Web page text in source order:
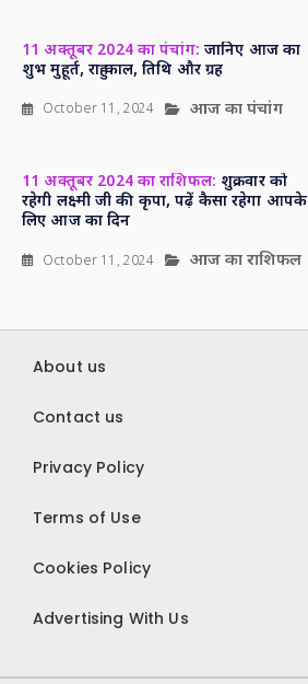
11 अक्तूबर 2024 का पंचांग: जानिए आज का
शुभ मुहूर्त, राहु काल, तिथि और ग्रह
October 11, 2024 आज का पंचांग
11 अक्तूबर 2024 का राशिफल: शुक्रवार को
रहेगी लक्ष्मी जी की कृपा, पढ़ें कैसा रहेगा आपके
लिए आज का दिन
October 11, 2024 आज का राशिफल
About us
Contact us
Privacy Policy
Terms of Use
Cookies Policy
Advertising With Us